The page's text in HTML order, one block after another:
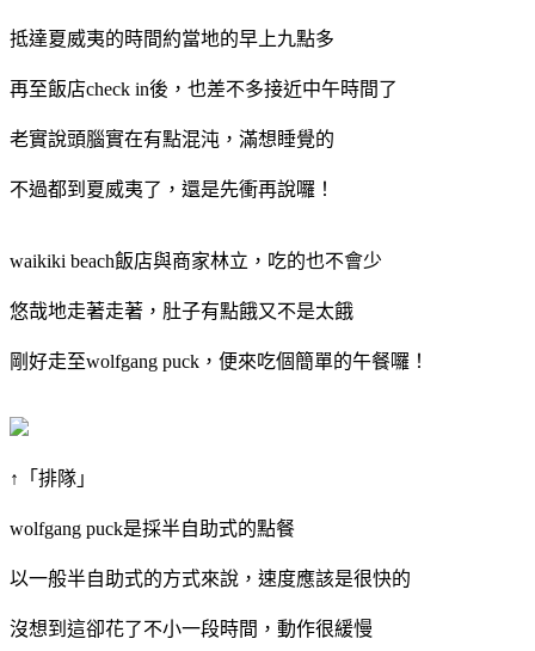
抵達夏威夷的時間約當地的早上九點多
再至飯店check in後，也差不多接近中午時間了
老實說頭腦實在有點混沌，滿想睡覺的
不過都到夏威夷了，還是先衝再說囉！
waikiki beach飯店與商家林立，吃的也不會少
悠哉地走著走著，肚子有點餓又不是太餓
剛好走至wolfgang puck，便來吃個簡單的午餐囉！
↑「排隊」
wolfgang puck是採半自助式的點餐
以一般半自助式的方式來說，速度應該是很快的
沒想到這卻花了不小一段時間，動作很緩慢